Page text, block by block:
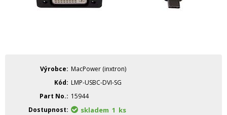
Výrobce
MacPower (inxtron)
Kód
LMP-USBC-DVI-SG
Part No.
15944
Dostupnost
skladem 1 ks